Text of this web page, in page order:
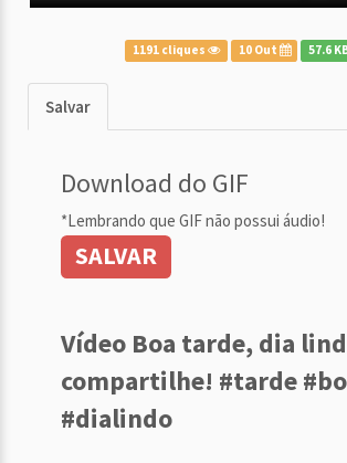
1191 cliques 10 Out 57.6
Salvar
Download do GIF
*Lembrando que GIF não possui áudio!
SALVAR
Vídeo Boa tarde, dia
compartilhe! #tarde
#dialindo